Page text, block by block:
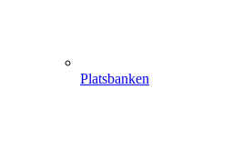
Platsbanken